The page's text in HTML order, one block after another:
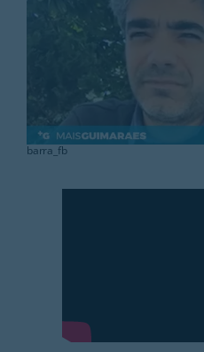
Jornal
Search
For:
barra_fb